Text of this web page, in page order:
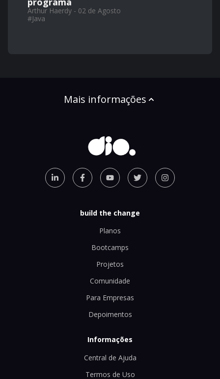
Arthur Haerdy - 02 de Agosto
#Java
Mais informações
build the change
Planos
Bootcamps
Projetos
Comunidade
Para Empresas
Depoimentos
Informações
Central de Ajuda
Termos de Uso